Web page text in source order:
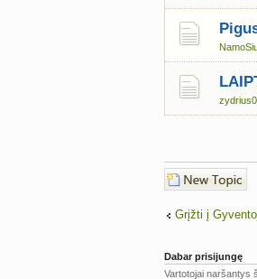
Naujos temos
kūrimas
Grįžti į
Dabar prisijungę
Vartotojai naršantys